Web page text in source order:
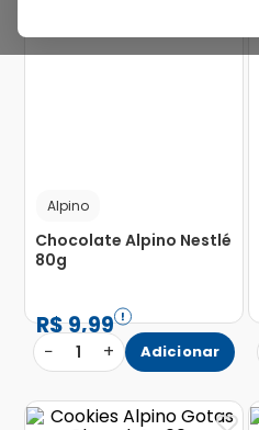
Alpino
Chocolate Alpino Nestlé
80g
R$9,99
− 1 + Adicionar